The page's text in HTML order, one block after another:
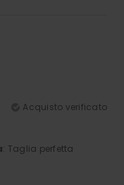
Acquisto verificato
: Taglia perfetta